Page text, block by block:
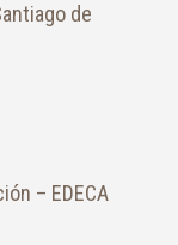
de
– EDECA